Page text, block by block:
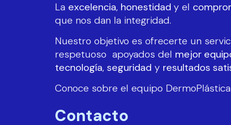
La excelencia, honestidad y el
que nos dan la integridad.
Nuestro objetivo es ofrecerte un
respetuoso apoyados del mejor
tecnología, seguridad y resultados
Conoce sobre el equipo DermoPlástica
Contacto